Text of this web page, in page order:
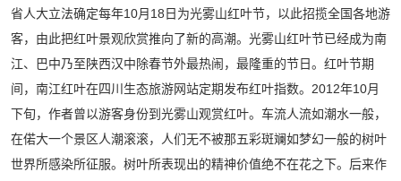
省人大立法确定每年10月18日为光雾山红叶节，以此招揽全国各地游
客，由此把红叶景观欣赏推向了新的高潮。光雾山红叶节已经成为南
江、巴中乃至陕西汉中除春节外最热闹，最隆重的节日。红叶节期
间，南江红叶在四川生态旅游网站定期发布红叶指数。2012年10月
下旬，作者曾以游客身份到光雾山观赏红叶。车流人流如潮水一般，
在偌大一个景区人潮滚滚，人们无不被那五彩斑斓如梦幻一般的树叶
世界所感染所征服。树叶所表现出的精神价值绝不在花之下。后来作